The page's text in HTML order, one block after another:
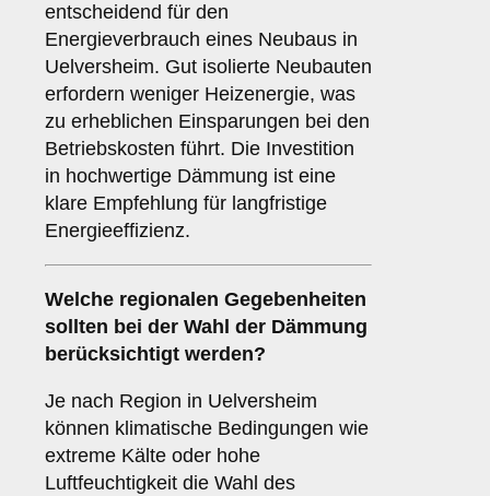
entscheidend für den
Energieverbrauch eines Neubaus in
Uelversheim. Gut isolierte Neubauten
erfordern weniger Heizenergie, was
zu erheblichen Einsparungen bei den
Betriebskosten führt. Die Investition
in hochwertige Dämmung ist eine
klare Empfehlung für langfristige
Energieeffizienz.
Welche regionalen Gegebenheiten
sollten bei der Wahl der Dämmung
berücksichtigt werden?
Je nach Region in Uelversheim
können klimatische Bedingungen wie
extreme Kälte oder hohe
Luftfeuchtigkeit die Wahl des